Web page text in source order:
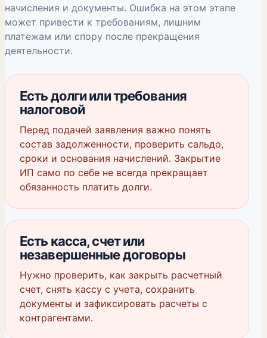
начисления и документы. Ошибка на этом этапе
может привести к требованиям, лишним
платежам или спору после прекращения
деятельности.
Есть долги или требования
налоговой
Перед подачей заявления важно понять
состав задолженности, проверить сальдо,
сроки и основания начислений. Закрытие
ИП само по себе не всегда прекращает
обязанность платить долги.
Есть касса, счет или
незавершенные договоры
Нужно проверить, как закрыть расчетный
счет, снять кассу с учета, сохранить
документы и зафиксировать расчеты с
контрагентами.